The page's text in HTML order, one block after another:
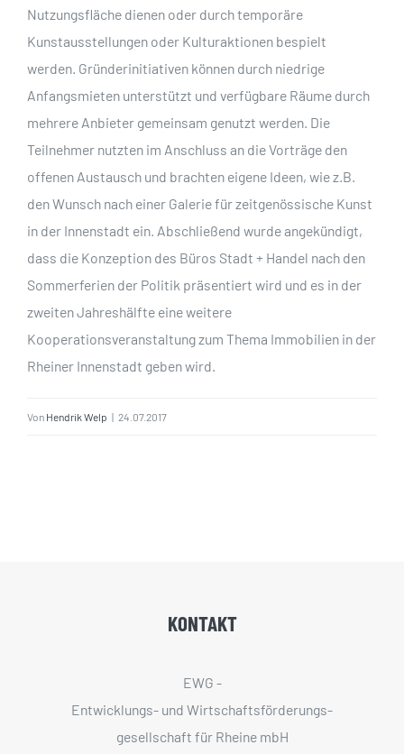
Nutzungsfläche dienen oder durch temporäre
Kunstausstellungen oder Kulturaktionen bespielt
werden. Gründerinitiativen können durch niedrige
Anfangsmieten unterstützt und verfügbare Räume durch
mehrere Anbieter gemeinsam genutzt werden. Die
Teilnehmer nutzten im Anschluss an die Vorträge den
offenen Austausch und brachten eigene Ideen, wie z.B.
den Wunsch nach einer Galerie für zeitgenössische Kunst
in der Innenstadt ein. Abschließend wurde angekündigt,
dass die Konzeption des Büros Stadt + Handel nach den
Sommerferien der Politik präsentiert wird und es in der
zweiten Jahreshälfte eine weitere
Kooperationsveranstaltung zum Thema Immobilien in der
Rheiner Innenstadt geben wird.
Von Hendrik Welp | 24.07.2017
KONTAKT
EWG -
Entwicklungs- und Wirtschaftsförderungs­
gesellschaft für Rheine mbH